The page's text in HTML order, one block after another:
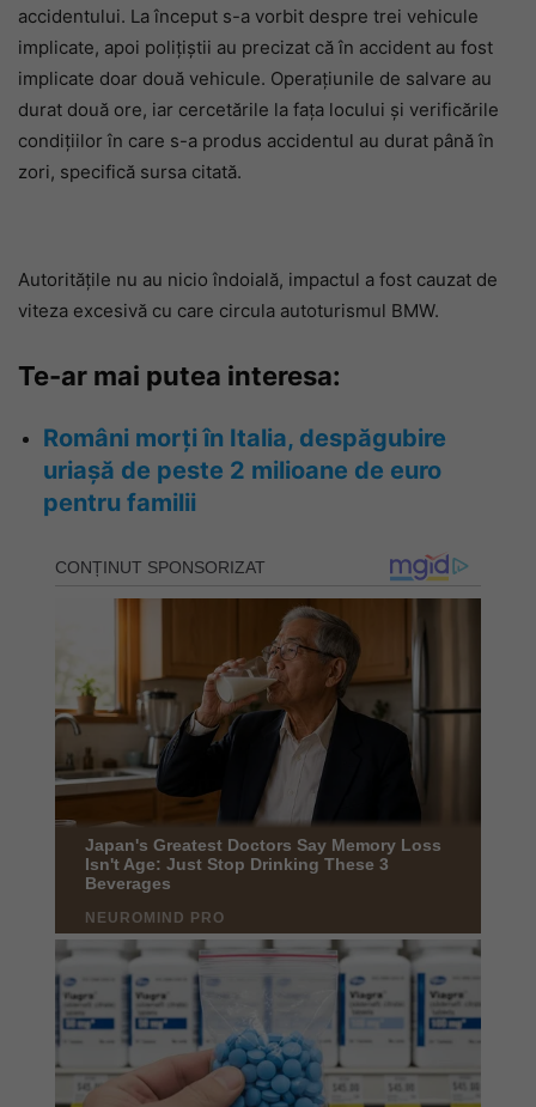
accidentului. La început s-a vorbit despre trei vehicule
implicate, apoi polițiștii au precizat că în accident au fost
implicate doar două vehicule. Operațiunile de salvare au
durat două ore, iar cercetările la fața locului și verificările
condițiilor în care s-a produs accidentul au durat până în
zori, specifică sursa citată.
Autoritățile nu au nicio îndoială, impactul a fost cauzat de
viteza excesivă cu care circula autoturismul BMW.
Te-ar mai putea interesa:
Români morți în Italia, despăgubire
uriașă de peste 2 milioane de euro
pentru familii